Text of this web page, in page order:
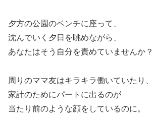
夕方の公園のベンチに座って、
沈んでいく夕日を眺めながら、
あなたはそう自分を責めていませんか？
周りのママ友はキラキラ働いていたり、
家計のためにパートに出るのが
当たり前のような顔をしているのに。